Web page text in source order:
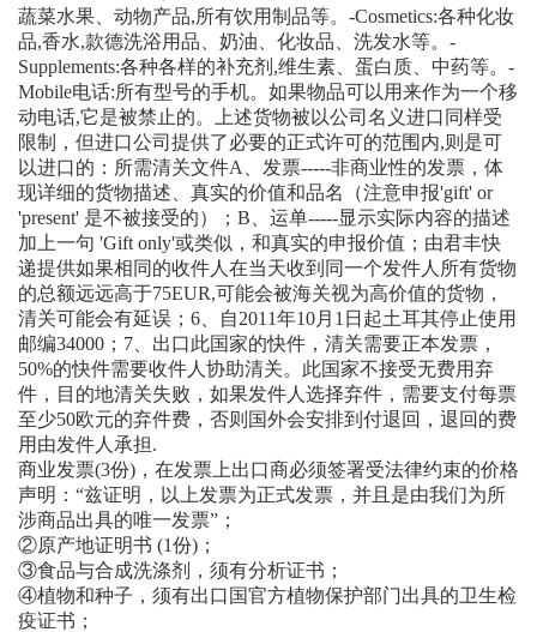
蔬菜水果、动物产品,所有饮用制品等。-Cosmetics:各种化妆
品,香水,款德洗浴用品、奶油、化妆品、洗发水等。-
Supplements:各种各样的补充剂,维生素、蛋白质、中药等。-
Mobile电话:所有型号的手机。如果物品可以用来作为一个移
动电话,它是被禁止的。上述货物被以公司名义进口同样受
限制，但进口公司提供了必要的正式许可的范围内,则是可
以进口的：所需清关文件A、发票-----非商业性的发票，体
现详细的货物描述、真实的价值和品名（注意申报'gift' or
'present' 是不被接受的）；B、运单-----显示实际内容的描述
加上一句 'Gift only'或类似，和真实的申报价值；由君丰快
递提供如果相同的收件人在当天收到同一个发件人所有货物
的总额远远高于75EUR,可能会被海关视为高价值的货物，
清关可能会有延误；6、自2011年10月1日起土耳其停止使用
邮编34000；7、出口此国家的快件，清关需要正本发票，
50%的快件需要收件人协助清关。此国家不接受无费用弃
件，目的地清关失败，如果发件人选择弃件，需要支付每票
至少50欧元的弃件费，否则国外会安排到付退回，退回的费
用由发件人承担.
商业发票(3份)，在发票上出口商必须签署受法律约束的价格
声明：“兹证明，以上发票为正式发票，并且是由我们为所
涉商品出具的唯一发票”；
②原产地证明书 (1份)；
③食品与合成洗涤剂，须有分析证书；
④植物和种子，须有出口国官方植物保护部门出具的卫生检
疫证书；